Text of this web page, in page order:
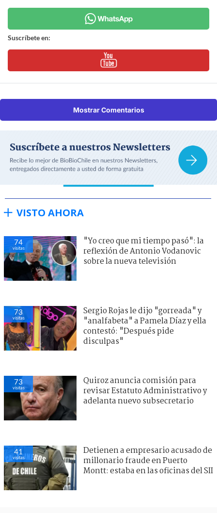
Suscríbete en:
Mostrar Comentarios
VISTO AHORA
74
visitas
"Yo creo que mi tiempo pasó": la
reflexión de Antonio Vodanovic
sobre la nueva televisión
73
visitas
Sergio Rojas le dijo "gorreada" y
"analfabeta" a Pamela Díaz y ella
contestó: "Después pide
disculpas"
73
visitas
Quiroz anuncia comisión para
revisar Estatuto Administrativo y
adelanta nuevo subsecretario
41
visitas
Detienen a empresario acusado de
millonario fraude en Puerto
Montt: estaba en las oficinas del SII